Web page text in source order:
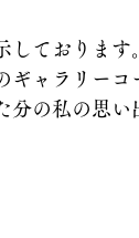
ております
ャラリーコ
分の私の思